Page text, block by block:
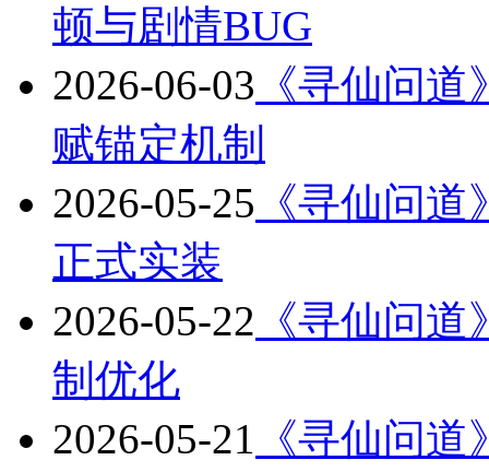
顿与剧情BUG
2026-06-03 《寻仙问
赋锚定机制
2026-05-25 《寻仙问
正式实装
2026-05-22 《寻仙问
制优化
2026-05-21 《寻仙问